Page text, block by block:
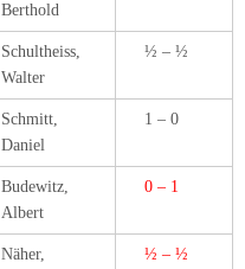
Berthold
Schultheiss,
Walter
½ – ½
Schmitt,
Daniel
1 – 0
Budewitz,
Albert
0 – 1
Näher, ½ – ½